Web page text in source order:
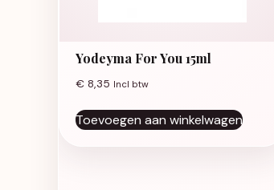
Yodeyma For You 15ml
€ 8,35 Incl btw
Toevoegen aan winkelwagen